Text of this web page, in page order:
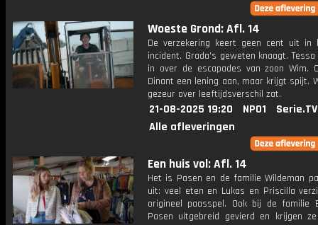
Woeste Grond: Afl. 14
De verzekering keert geen cent uit in
incident. Grada's geweten knaagt.
in over de escapades van zoon Wim.
Dinant een lening aan, maar krijgt spijt.
gezeur over leeftijdsverschil zat.
21-08-2025 19:20 NPO1
Serie.TV
Alle afleveringen
Een huis vol: Afl. 14
Het is Pasen en de familie Wildeman
uit: veel eten en Lukas en Priscilla
origineel paasspel. Ook bij de familie
Pasen uitgebreid gevierd en krijgen